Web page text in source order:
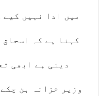
میں ادا نہیں
کہنا ہے کہ اسحاق
دینی ہے ابھی
وزیر خزانہ بن